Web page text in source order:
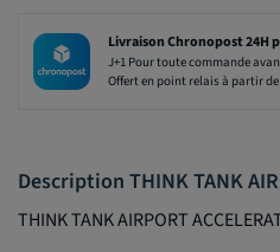
Livraison Chronopost 24H
J+1 Pour toute commande
Offert en point relais à partir de
Description THINK TANK
THINK TANK AIRPORT